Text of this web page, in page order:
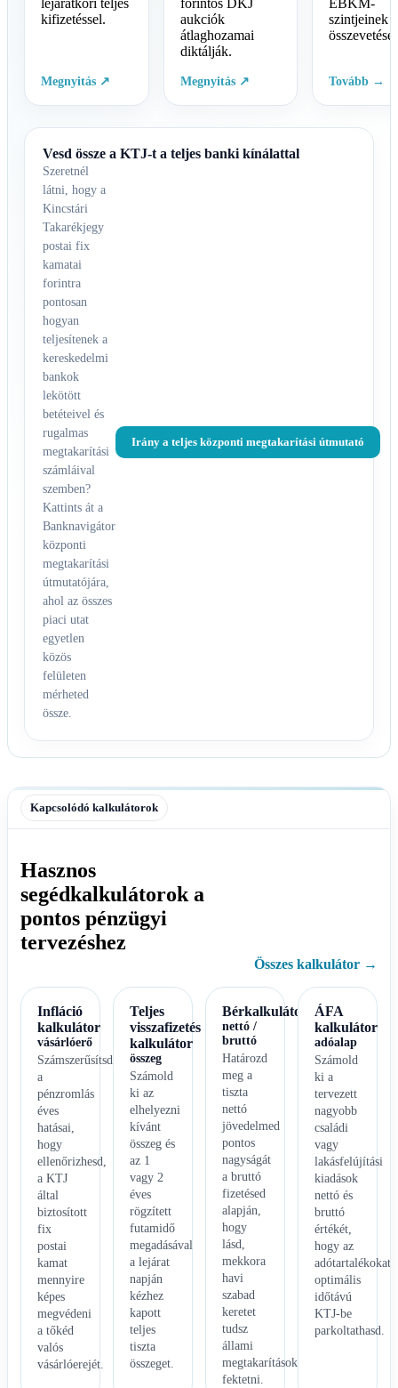
kifizetéssel.
Megnyitás ↗
aukciók
átlaghozamai
diktálják.
Megnyitás ↗
szintjeinek
összevetése.
Tovább →
Vesd össze a KTJ-t a teljes banki kínálattal
Szeretnél
látni, hogy a
Kincstári
Takarékjegy
postai fix
kamatai
forintra
pontosan
hogyan
teljesítenek a
kereskedelmi
bankok
lekötött
betéteivel és
rugalmas
megtakarítási
számláival
szemben?
Kattints át a
Banknavigátor
központi
megtakarítási
útmutatójára,
ahol az összes
piaci utat
egyetlen
közös
felületen
mérheted
össze.
Irány a teljes központi megtakarítási útmutató
Kapcsolódó kalkulátorok
Hasznos
segédkalkulátorok a
pontos pénzügyi
tervezéshez
Összes kalkulátor →
Infláció
kalkulátor
vásárlóerő
Számszerűsítsd
a
pénzromlás
éves
hatásai,
hogy
ellenőrizhesd,
a KTJ
által
biztosított
fix
postai
kamat
mennyire
képes
megvédeni
a tőkéd
valós
vásárlóerejét.
Teljes
visszafizetés
kalkulátor
összeg
Számold
ki az
elhelyezni
kívánt
összeg és
az 1
vagy 2
éves
rögzített
futamidő
megadásával
a lejárat
napján
kézhez
kapott
teljes
tiszta
összeget.
Bérkalkulátor
nettó /
bruttó
Határozd
meg a
tiszta
nettó
jövedelmed
pontos
nagyságát
a bruttó
fizetésed
alapján,
hogy
lásd,
mekkora
havi
szabad
keretet
tudsz
állami
megtakarításokba
fektetni.
ÁFA
kalkulátor
adóalap
Számold
ki a
tervezett
nagyobb
családi
vagy
lakásfelújítási
kiadások
nettó és
bruttó
értékét,
hogy az
adótartalékokat
optimális
időtávú
KTJ-be
parkoltathasd.